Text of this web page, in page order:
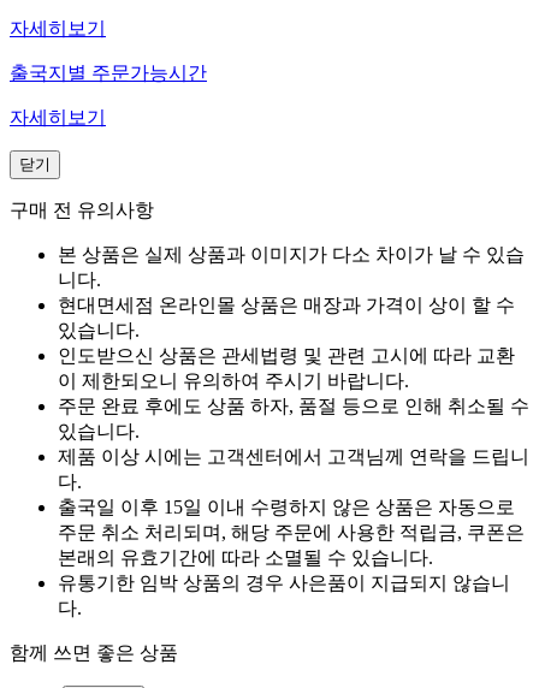
자세히보기
출국지별 주문가능시간
자세히보기
닫기
구매 전 유의사항
본 상품은 실제 상품과 이미지가 다소 차이가 날 수 있습
니다.
현대면세점 온라인몰 상품은 매장과 가격이 상이 할 수
있습니다.
인도받으신 상품은 관세법령 및 관련 고시에 따라 교환
이 제한되오니 유의하여 주시기 바랍니다.
주문 완료 후에도 상품 하자, 품절 등으로 인해 취소될 수
있습니다.
제품 이상 시에는 고객센터에서 고객님께 연락을 드립니
다.
출국일 이후 15일 이내 수령하지 않은 상품은 자동으로
주문 취소 처리되며, 해당 주문에 사용한 적립금, 쿠폰은
본래의 유효기간에 따라 소멸될 수 있습니다.
유통기한 임박 상품의 경우 사은품이 지급되지 않습니
다.
함께 쓰면 좋은 상품